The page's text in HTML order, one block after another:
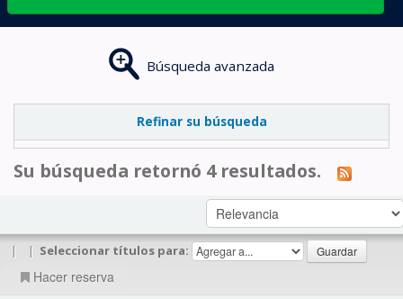
Búsqueda avanzada
Refinar su búsqueda
Su búsqueda retornó 4 resultados.
| | Seleccionar títulos para:
Hacer reserva